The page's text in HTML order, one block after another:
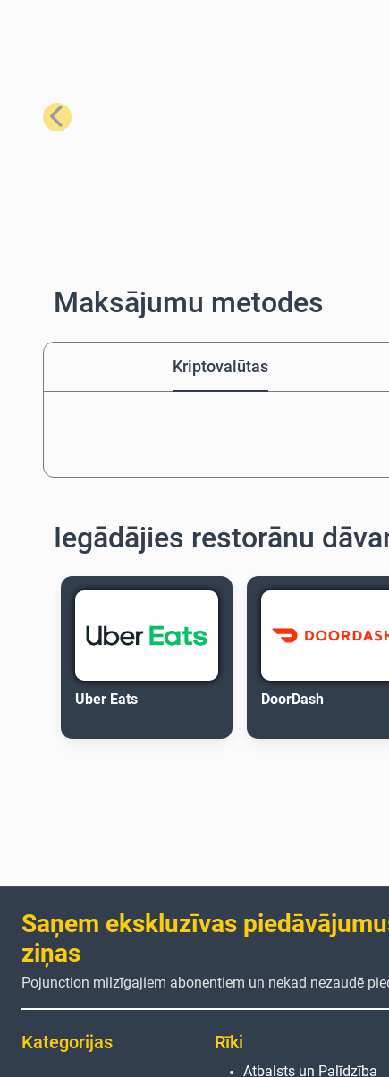
Iepriekšējais
Maksājumu metodes
Kriptovalūtas
Iegādājies restorānu
Uber Eats DoorDash
Saņem ekskluzīvas
ziņas
Pojunction milzīgajiem abonentiem un nekad nezaudē
Kategorijas Rīki
Atbalsts un Palīdzība